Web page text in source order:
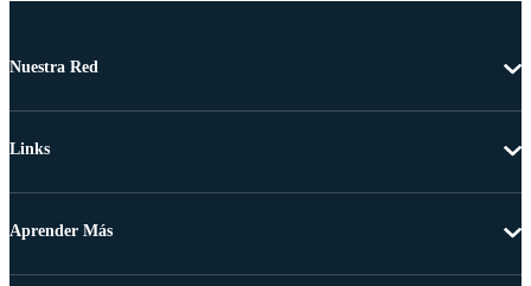
Nuestra Red
Links
Aprender Más